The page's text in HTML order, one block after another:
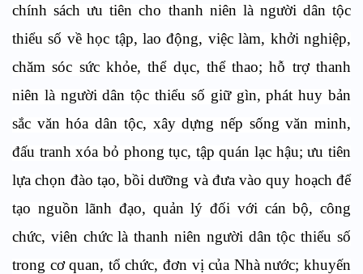
chính sách ưu tiên cho thanh niên là người dân tộc
thiểu số về học tập, lao động, việc làm, khởi nghiệp,
chăm sóc sức khỏe, thể dục, thể thao; hỗ trợ thanh
niên là người dân tộc thiểu số giữ gìn, phát huy bản
sắc văn hóa dân tộc, xây dựng nếp sống văn minh,
đấu tranh xóa bỏ phong tục, tập quán lạc hậu; ưu tiên
lựa chọn đào tạo, bồi dưỡng và đưa vào quy hoạch để
tạo nguồn lãnh đạo, quản lý đối với cán bộ, công
chức, viên chức là thanh niên người dân tộc thiểu số
trong cơ quan, tổ chức, đơn vị của Nhà nước; khuyến